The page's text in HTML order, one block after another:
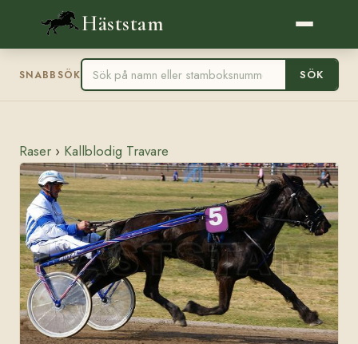
Häststam
SNABBSÖK SÖK
Raser › Kallblodig Travare